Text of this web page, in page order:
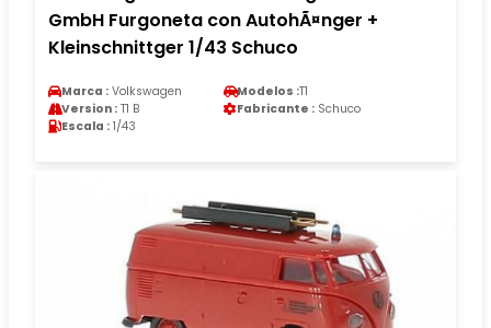
GmbH Furgoneta con AutohÃ¤nger +
Kleinschnittger 1/43 Schuco
Marca : Volkswagen Modelos :T1
Version : T1 B Fabricante : Schuco
Escala : 1/43